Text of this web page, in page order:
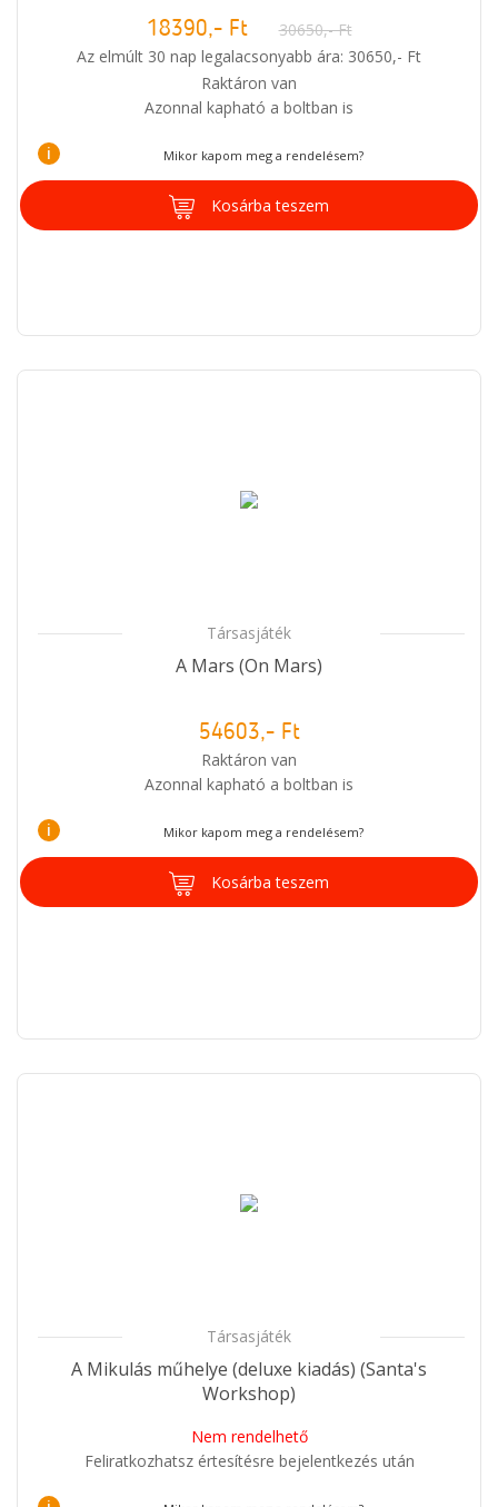
18390,- Ft
30650,- Ft
Az elmúlt 30 nap legalacsonyabb ára: 30650,- Ft
Raktáron van
Azonnal kapható a boltban is
i Mikor kapom meg a rendelésem?
Kosárba teszem
Társasjáték
A Mars (On Mars)
54603,- Ft
Raktáron van
Azonnal kapható a boltban is
i Mikor kapom meg a rendelésem?
Kosárba teszem
Társasjáték
A Mikulás műhelye (deluxe kiadás) (Santa's
Workshop)
Nem rendelhető
Feliratkozhatsz értesítésre bejelentkezés után